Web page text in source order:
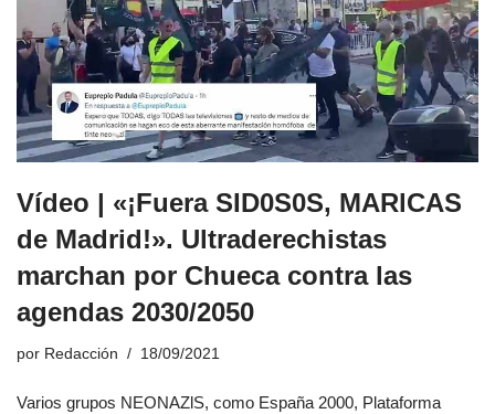
Vídeo | «¡Fuera SID0S0S, MARlCAS
de Madrid!». Ultraderechistas
marchan por Chueca contra las
agendas 2030/2050
por Redacción 18/09/2021
Varios grupos NEONAZlS, como España 2000, Plataforma